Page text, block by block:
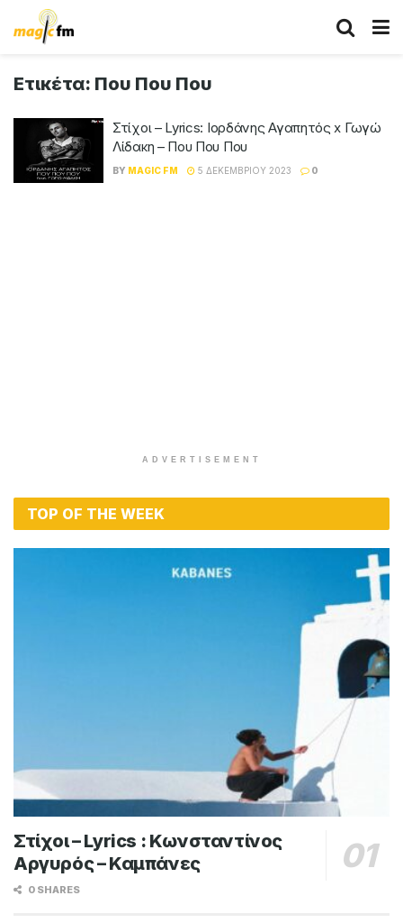
Ετικέτα: Που Που Που
Στίχοι – Lyrics: Ιορδάνης Αγαπητός x Γωγώ
Λίδακη – Που Που Που
BY MAGIC FM 5 ΔΕΚΕΜΒΡΊΟΥ 2023 0
ADVERTISEMENT
TOP OF THE WEEK
Στίχοι – Lyrics : Κωνσταντίνος
Αργυρός – Καμπάνες
0 SHARES